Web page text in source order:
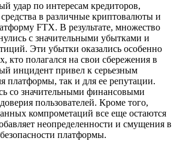
удар по интересам кредиторов,
в различные криптовалюты и
FTX. В результате, множество
с значительными убытками и
Эти убытки оказались особенно
кто полагался на свои сбережения в
инцидент привел к серьезным
платформы, так и для ее репутации.
со значительными финансовыми
пользователей. Кроме того,
компрометаций все еще остаются
неопределенности и смущения в
платформы.